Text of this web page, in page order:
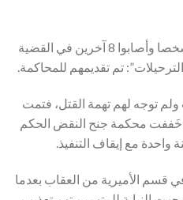
– إفلات ضباط عذبوا وقتلوا 37 شخصا وأصابوا 8 آخرين في القضية
تم تقديمهم للمحاكمة.
توجه لهم تهمة القتل، فتمت
خَففت محكمة جنح النقض الحكم
مع إيقاف التنفيذ.
شرطة في قسم الأميرية من العقاب بعدما